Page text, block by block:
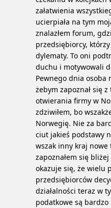
załatwienia
ucierpiała na tym
znalazłem forum,
przedsiębiorcy,
dylematy. To oni
duchu i motywowali
Pewnego dnia osoba
żebym zapoznał się
otwierania firmy w
zdziwiłem, bo
Norwegię. Nie za
ciut jakieś podstawy
wszak inny kraj
zapoznałem się
okazuje się, że wielu
przedsiębiorców
działalności teraz w
podatkowe są